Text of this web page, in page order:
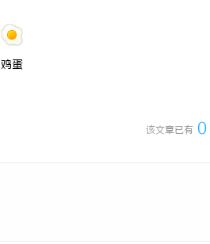
鸡蛋
该文章已有 0